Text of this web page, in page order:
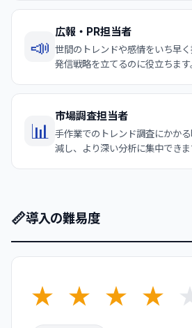
📣
広報・PR担当者
世間のトレンドや感情をいち早
発信戦略を立てるのに役立ちます
📊
市場調査担当者
手作業でのトレンド調査にかか
減し、より深い分析に集中できま
📏導入の難易度
★ ★ ★ ★